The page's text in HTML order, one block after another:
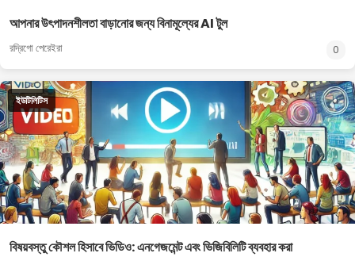
আপনার উৎপাদনশীলতা বাড়ানোর জন্য বিনামূল্যের AI টুল
রদ্রিগো পেরেইরা 0
ইউটিলিটিস
বিষয়বস্তু কৌশল হিসাবে ভিডিও: এনগেজমেন্ট এবং ভিজিবিলিটি ব্যবহার করা